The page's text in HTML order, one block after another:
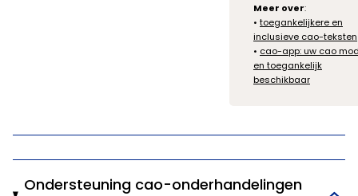
Meer over:
• toegankelijkere en
inclusieve cao-teksten
• cao-app: uw cao
en toegankelijk
beschikbaar
Ondersteuning cao-onderhandelingen